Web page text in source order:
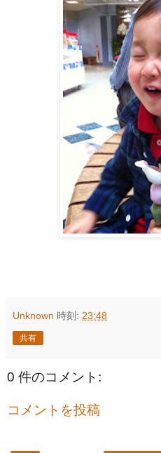
Unknown 時刻: 23:48
共有
0 件のコメント:
コメントを投稿